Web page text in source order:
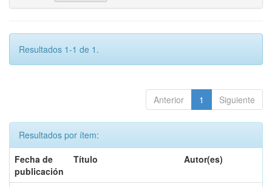
Resultados 1-1 de 1.
Anterior 1 Siguiente
Resultados por ítem:
Fecha de
publicación
Título Autor(es)